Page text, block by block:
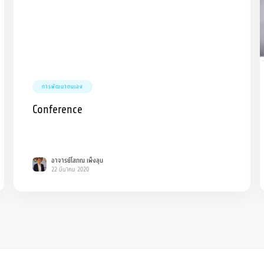
การพัฒนาตนเอง
Conference
อาจารย์โสภณ เพ็งลุน
22 มีนาคม 2020